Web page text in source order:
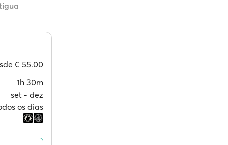
€ 55.00
1h 30m
set ‐ dez
os dias